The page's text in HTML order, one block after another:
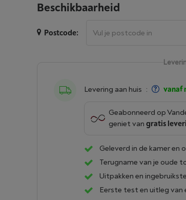
Beschikbaarheid
Postcode:
Levering aan huis : vanaf
Geabonneerd op
geniet van gratis
Geleverd in de kamer en
Terugname van je oude
Uitpakken en
Eerste test en uitleg van